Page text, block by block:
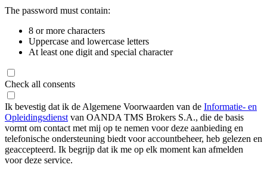
The password must contain:
8 or more characters
Uppercase and lowercase letters
At least one digit and special character
Check all consents
Ik bevestig dat ik de Algemene Voorwaarden van de Informatie- en
Opleidingsdienst van OANDA TMS Brokers S.A., die de basis
vormt om contact met mij op te nemen voor deze aanbieding en
telefonische ondersteuning biedt voor accountbeheer, heb gelezen en
geaccepteerd. Ik begrijp dat ik me op elk moment kan afmelden
voor deze service.